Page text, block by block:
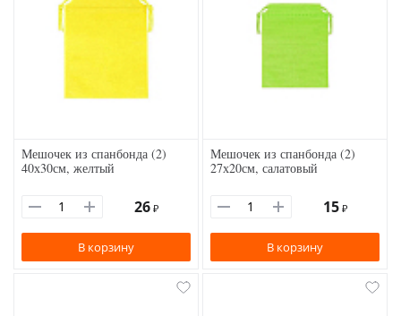
Мешочек из спанбонда (2)
40х30см, желтый
26 ₽
В корзину
Мешочек из спанбонда (2)
27х20см, салатовый
15 ₽
В корзину